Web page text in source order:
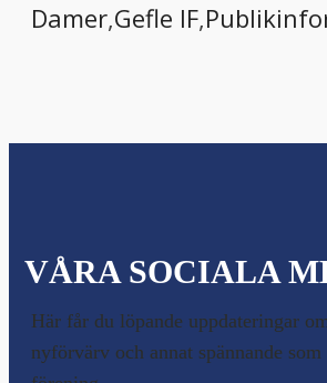
Damer,Gefle IF,
VÅRA SOCIALA
Här får du löpande uppdateringar
nyförvärv och annat spännande